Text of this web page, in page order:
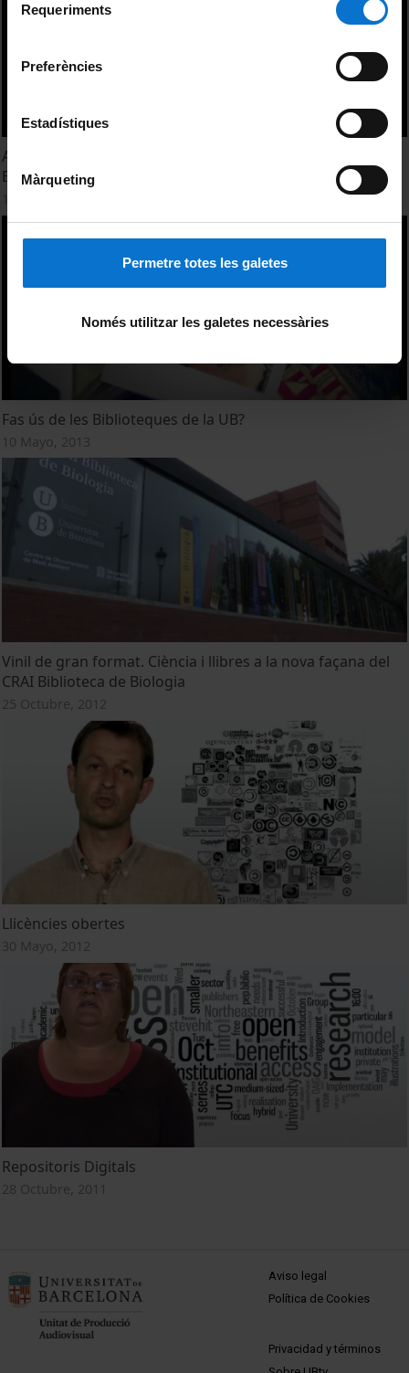
consultar laPolítica de galetes del lloc web de la
Requeriments
Preferències
Estadístiques
Màrqueting
Permetre totes les galetes
Només utilitzar les galetes necessàries
Acte de lliurament de les medalles de la Universitat de
Barcelona als jubilats durant el curs 2012-2013
Fas ús de les Biblioteques de la UB?
10 Mayo, 2013
Vinil de gran format. Ciència i llibres a la nova façana del
CRAI Biblioteca de Biologia
25 Octubre, 2012
Llicències obertes
30 Mayo, 2012
Repositoris Digitals
28 Octubre, 2011
MENÚ PEU 1
Aviso legal
Política de Cookies
PEU 2
Privacidad y términos